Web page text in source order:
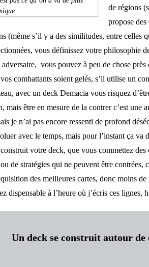
de régions
propose
(même s’il y a des similitudes, entre
vous définissez votre philosophie
vous pouvez à peu de chose
combattants soient gelés, s’il utilise un
avec un deck Demacia vous risquez
mais être en mesure de la contrer c’est
je n’ai pas encore ressenti de profond
avec le temps, mais pour l’instant ça
votre deck, que vous commettez
de stratégies qui ne peuvent être
des meilleures cartes, donc moins
dispensable à l’heure où j’écris ces lignes,
Un deck se construit autour de